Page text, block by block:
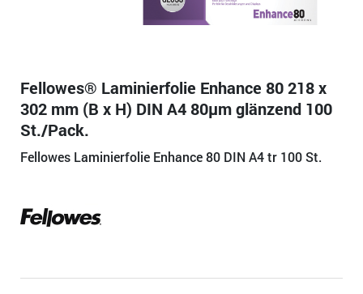
Fellowes® Laminierfolie Enhance 80 218 x
302 mm (B x H) DIN A4 80µm glänzend 100
St./Pack.
Fellowes Laminierfolie Enhance 80 DIN A4 tr 100 St.